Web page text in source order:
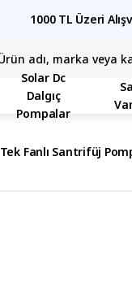
1000 TL Üzeri
Solar Dc
Dalgıç
Pompalar
Tek Fanlı Santrifüj